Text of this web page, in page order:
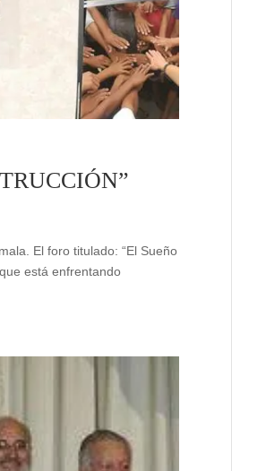
El foro titulado: “El Sueño
está enfrentando